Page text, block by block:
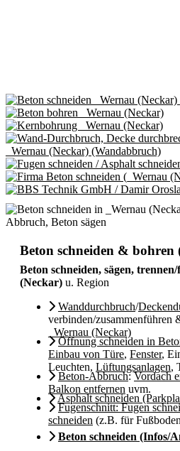
Beton schneiden & bohren
Beton schneiden, sägen,
(Neckar) u. Region
Wanddurchbruch/
verbinden/zusammenführen
_Wernau (Neckar)
Öffnung schneiden in
Einbau von Türe, Fenster,
Leuchten, Lüftungsanlagen,
Beton-Abbruch:Vordach
Balkon entfernen uvm.
Asphalt schneiden
Fugenschnitt: Fugen
schneiden (z.B. für
Beton schneiden (Infos/